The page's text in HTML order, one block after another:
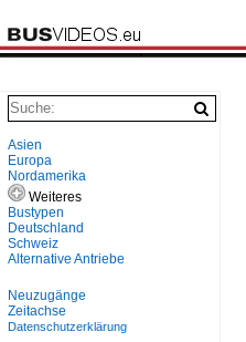
Asien
Europa
Nordamerika
Weiteres
Bustypen
Deutschland
Schweiz
Alternative Antriebe
Neuzugänge
Zeitachse
Datenschutzerklärung